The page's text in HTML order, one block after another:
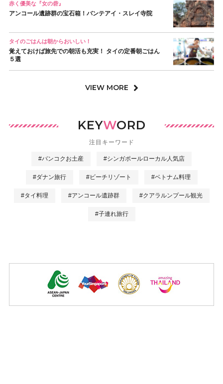
赤く優美な『女の砦』
アンコール遺跡群の宝石箱！バンテアイ・スレイ寺院
タイのごはんは朝からおいしい！
覚えておけば旅先での朝活も充実！ タイの定番朝ごはん
５選
VIEW MORE
KEYWORD
注目キーワード
#バンコクお土産 #シンガポールローカル人気店
#ダナン旅行 #ビーチリゾート #ベトナム料理
#タイ料理 #アンコール遺跡群 #クアラルンプール観光
#子連れ旅行